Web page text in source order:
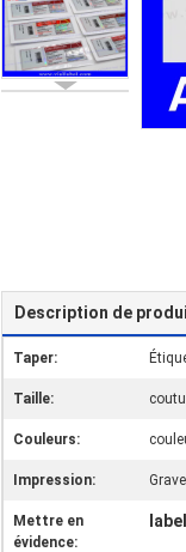
Description de
Taper:
Taille:
Couleurs:
Impression:
Mettre en
évidence: